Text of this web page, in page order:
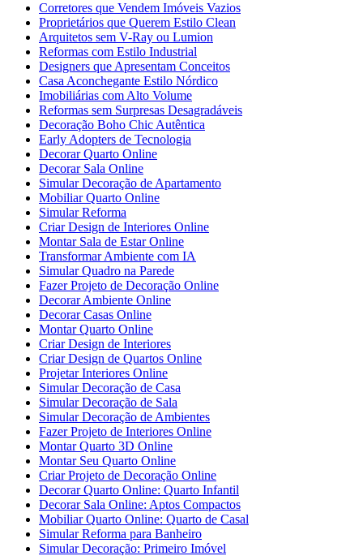
Corretores que Vendem Imóveis Vazios
Proprietários que Querem Estilo Clean
Arquitetos sem V-Ray ou Lumion
Reformas com Estilo Industrial
Designers que Apresentam Conceitos
Casa Aconchegante Estilo Nórdico
Imobiliárias com Alto Volume
Reformas sem Surpresas Desagradáveis
Decoração Boho Chic Autêntica
Early Adopters de Tecnologia
Decorar Quarto Online
Decorar Sala Online
Simular Decoração de Apartamento
Mobiliar Quarto Online
Simular Reforma
Criar Design de Interiores Online
Montar Sala de Estar Online
Transformar Ambiente com IA
Simular Quadro na Parede
Fazer Projeto de Decoração Online
Decorar Ambiente Online
Decorar Casas Online
Montar Quarto Online
Criar Design de Interiores
Criar Design de Quartos Online
Projetar Interiores Online
Simular Decoração de Casa
Simular Decoração de Sala
Simular Decoração de Ambientes
Fazer Projeto de Interiores Online
Montar Quarto 3D Online
Montar Seu Quarto Online
Criar Projeto de Decoração Online
Decorar Quarto Online: Quarto Infantil
Decorar Sala Online: Aptos Compactos
Mobiliar Quarto Online: Quarto de Casal
Simular Reforma para Banheiro
Simular Decoração: Primeiro Imóvel